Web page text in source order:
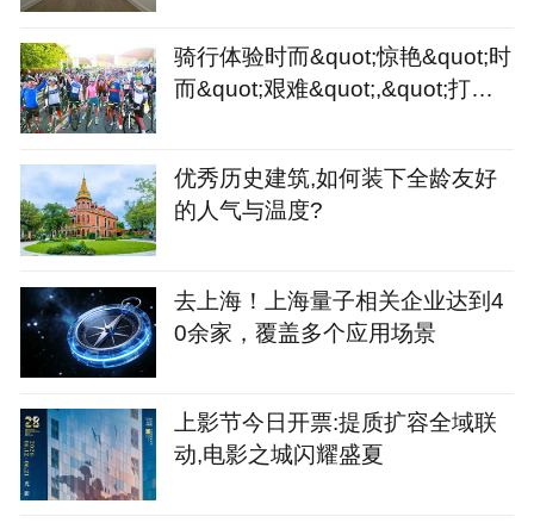
骑行体验时而&quot;惊艳&quot;时
而&quot;艰难&quot;,&quot;打造
优秀历史建筑,如何装下全龄友好
的人气与温度?
去上海！上海量子相关企业达到4
0余家，覆盖多个应用场景
上影节今日开票:提质扩容全域联
动,电影之城闪耀盛夏